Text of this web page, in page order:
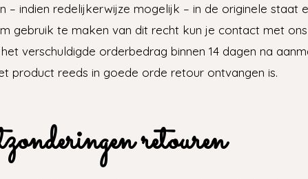
indien redelijkerwijze mogelijk – in de originele staat
gebruik te maken van dit recht kun je contact met
verschuldigde orderbedrag binnen 14 dagen na
product reeds in goede orde retour ontvangen is.
retouren